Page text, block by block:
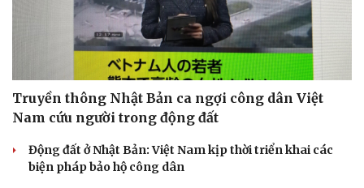
Dinh dưỡng - món ngon
Sản phụ khoa
Nam khoa
Làm đẹp - giảm cân
Phòng mạch online
Nhà đẹp
Blog
Tình yêu - Gia đình
Truyền thông Nhật Bản ca ngợi công dân Việt
Nam cứu người trong động đất
Động đất ở Nhật Bản: Việt Nam kịp thời triển khai các
biện pháp bảo hộ công dân